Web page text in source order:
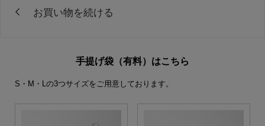
手提げ袋（有料）はこちら
S・M・Lの3つサイズをご用意しております。